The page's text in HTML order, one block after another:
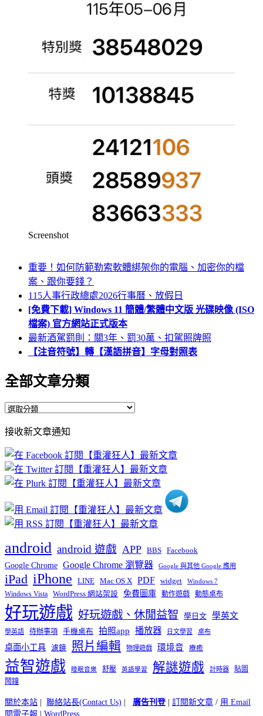
Screenshot
重要！如何防範勒索軟體綁架你的電腦、加密你的檔
案、跟你要錢？
115人事行政總處2026行事曆、放假日
[免費下載] Windows 11 簡體/繁體中文版 光碟映像 (ISO
檔案) 官方網站正式版本
最新酒駕罰則：關3年、罰30萬、扣駕照牌照
【注音符號】轉【漢語拼音】字母對照表
全部文章分類
全
文
章
分
類
接收新文章通知
android android 遊戲 APP BBS Facebook
Google Chrome Google Chrome 瀏覽器 Google 與其他 Google 應用
iPad iPhone LINE Mac OS X PDF widget Windows 7
Windows Vista WordPress 網站架設 免費圖庫 動作遊戲 動態桌布
好玩遊戲 好玩遊戲、休閒益智 學日文 學英文
學英語 待辦事項 手機桌布 拍照app 播放器 日文學習 桌布
桌面小工具 濾鏡 照片編輯 物理遊戲 環境音 療癒
益智遊戲 睡眠音樂 舒壓 英語學習 解謎遊戲 計時器
貼圖
鬧鐘
關於本站 | 聯絡站長(Contact Us) | 廣告刊登| 訂閱新文章 / 用 Email
閱電子報 | WordPress